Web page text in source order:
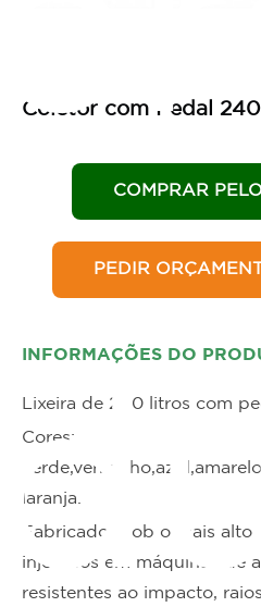
Coletor com Pedal
COMPRAR
PEDIR
INFORMAÇÕES DO
Lixeira de 240 litros com
Cores:
laranja.
Fabricados sob o mais
injetados em máquinas de
resistentes ao impacto,